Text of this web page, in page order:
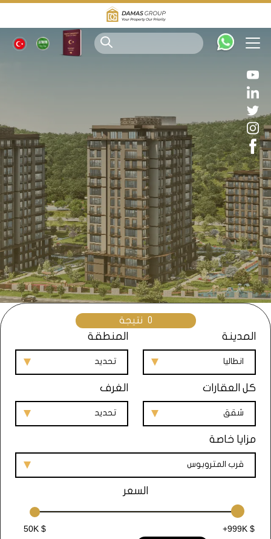
0 نتيجة
المدينة
انطاليا
المنطقة
تحديد
كل العقارات
شقق
الغرف
تحديد
مزايا خاصة
قرب المتروبوس
السعر
50K $
+999K $